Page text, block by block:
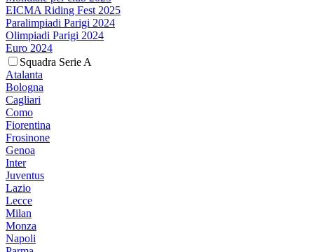
EICMA Riding Fest 2025
Paralimpiadi Parigi 2024
Olimpiadi Parigi 2024
Euro 2024
Squadra Serie A
Atalanta
Bologna
Cagliari
Como
Fiorentina
Frosinone
Genoa
Inter
Juventus
Lazio
Lecce
Milan
Monza
Napoli